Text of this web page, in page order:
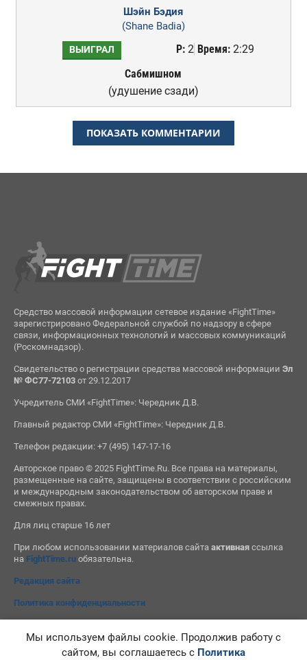
Шэйн Бэдия
(Shane Badia)
ВЫИГРАЛ Р:2 Время:2:29
Сабмишном
(удушение сзади)
ПОКАЗАТЬ КОММЕНТАРИИ
Средство массовой информации сетевое издание «FightTime»
зарегистрировано Федеральной службой по надзору в сфере
связи, информационных технологий и массовых коммуникаций
(Роскомнадзор).
Свидетельство о регистрации средства массовой информации Эл
№ ФС77-72103от 29.12.2017
Учредитель СМИ «FightTime»: Чередник Д.В.
Главный редактор СМИ «FightTime»: Чередник Д.В.
Телефон редакции: +7 (495) 147-17-16
Авторское право © 2025 FightTime.Ru. Все права на материалы,
размещенные на сайте, защищены в соответствии с российским
и международным законодательством об авторском праве и
смежных правах.
Для лиц старше 16 лет
При любом использовании материалов сайта активнаяссылка
на FightTime.ruобязательна.
Редакция сайта
Политика конфиденциальности
Мы используем файлы cookie. Продолжив работу с
сайтом, вы соглашаетесь с Политика